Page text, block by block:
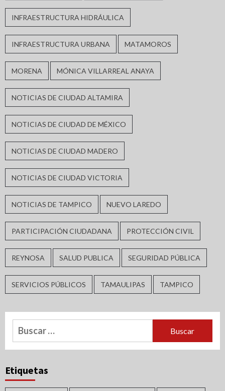
INFRAESTRUCTURA HIDRÁULICA
INFRAESTRUCTURA URBANA MATAMOROS
MORENA MÓNICA VILLARREAL ANAYA
NOTICIAS DE CIUDAD ALTAMIRA
NOTICIAS DE CIUDAD DE MÉXICO
NOTICIAS DE CIUDAD MADERO
NOTICIAS DE CIUDAD VICTORIA
NOTICIAS DE TAMPICO NUEVO LAREDO
PARTICIPACIÓN CIUDADANA PROTECCIÓN CIVIL
REYNOSA SALUD PUBLICA SEGURIDAD PÚBLICA
SERVICIOS PÚBLICOS TAMAULIPAS TAMPICO
Buscar:
Etiquetas